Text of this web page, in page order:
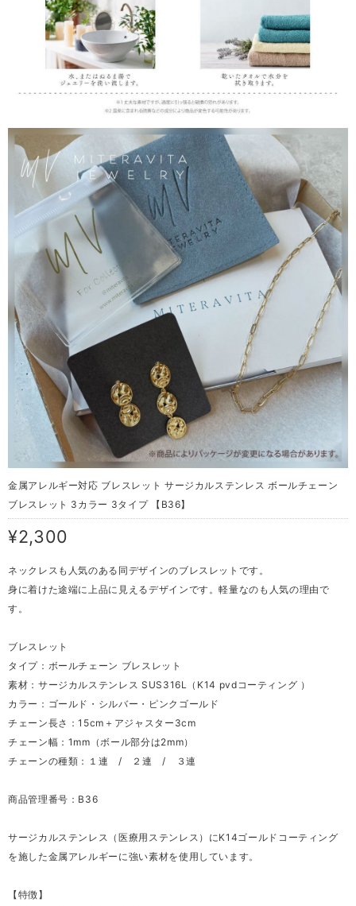
金属アレルギー対応 ブレスレット サージカルステンレス ボールチェーン
ブレスレット 3カラー 3タイプ 【B36】
¥2,300
ネックレスも人気のある同デザインのブレスレットです。
身に着けた途端に上品に見えるデザインです。軽量なのも人気の理由で
す。
ブレスレット
タイプ：ボールチェーン ブレスレット
素材：サージカルステンレス SUS316L（K14 pvdコーティング ）
カラー：ゴールド・シルバー・ピンクゴールド
チェーン長さ：15cm＋アジャスター3cm
チェーン幅：1mm（ボール部分は2mm）
チェーンの種類：１連 / ２連 / ３連
商品管理番号：B36
サージカルステンレス（医療用ステンレス）にK14ゴールドコーティング
を施した金属アレルギーに強い素材を使用しています。
【特徴】